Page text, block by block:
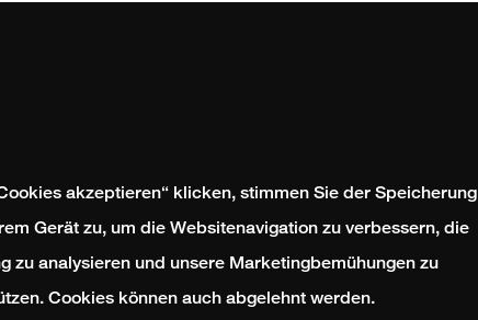
akzeptieren“ klicken, stimmen Sie der Speicherung
Gerät zu, um die Websitenavigation zu verbessern, die
zu analysieren und unsere Marketingbemühungen zu
Cookies können auch abgelehnt werden.